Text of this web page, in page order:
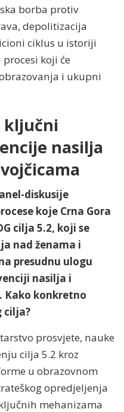
borba protiv
depolitizacija
ciklus u istoriji
koji će
i ukupni
ključni
nasilja
diskusije
koje Crna Gora
cilja 5.2, koji se
nad ženama i
presudnu ulogu
nasilja i
Kako konkretno
cilja?
prosvjete, nauke
cilja 5.2 kroz
u obrazovnom
opredjeljenja
mehanizama